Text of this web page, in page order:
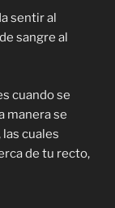
sentir al
sangre al
cuando se
manera se
cuales
de tu recto,